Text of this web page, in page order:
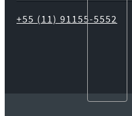
+55 (11) 91155-5552